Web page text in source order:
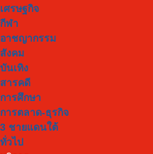
เศรษฐกิจ
กีฬา
อาชญากรรม
สังคม
บันเทิง
สารคดี
การศึกษา
การตลาด-ธุรกิจ
3 ชายแดนใต้
ทั่วไป